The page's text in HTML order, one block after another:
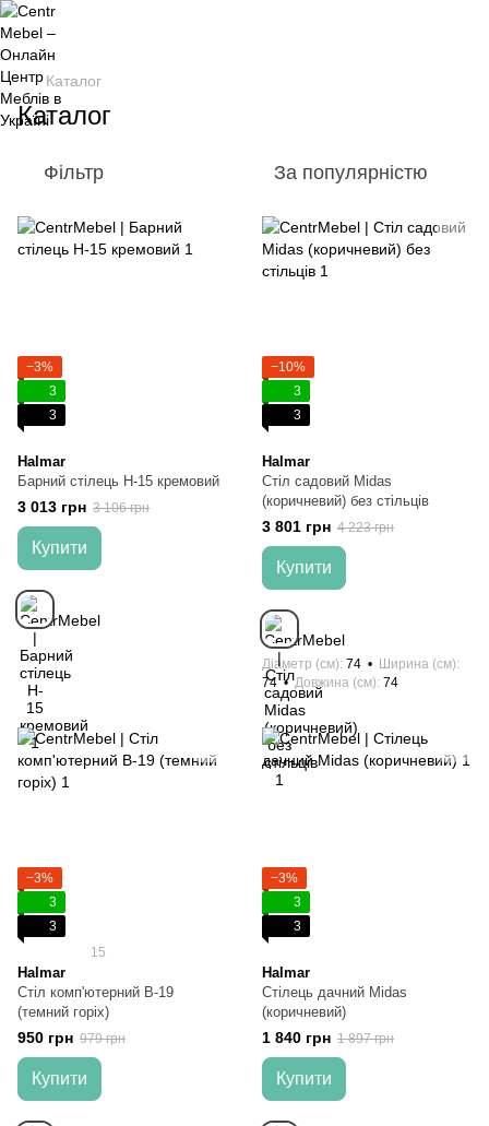
Каталог
Каталог
Фільтр За популярністю
−3%
3
3
Halmar
Барний стілець H-15 кремовий
3 013 грн 3 106 грн
Купити
−10%
3
3
Halmar
Стіл садовий Midas
(коричневий) без стільців
3 801 грн 4 223 грн
Купити
Діаметр (см) 74
Ширина (см)
74
Довжина (см) 74
−3%
3
3
15
Halmar
Стіл комп'ютерний B-19
(темний горіх)
950 грн 979 грн
Купити
−3%
3
3
Halmar
Стілець дачний Midas
(коричневий)
1 840 грн 1 897 грн
Купити